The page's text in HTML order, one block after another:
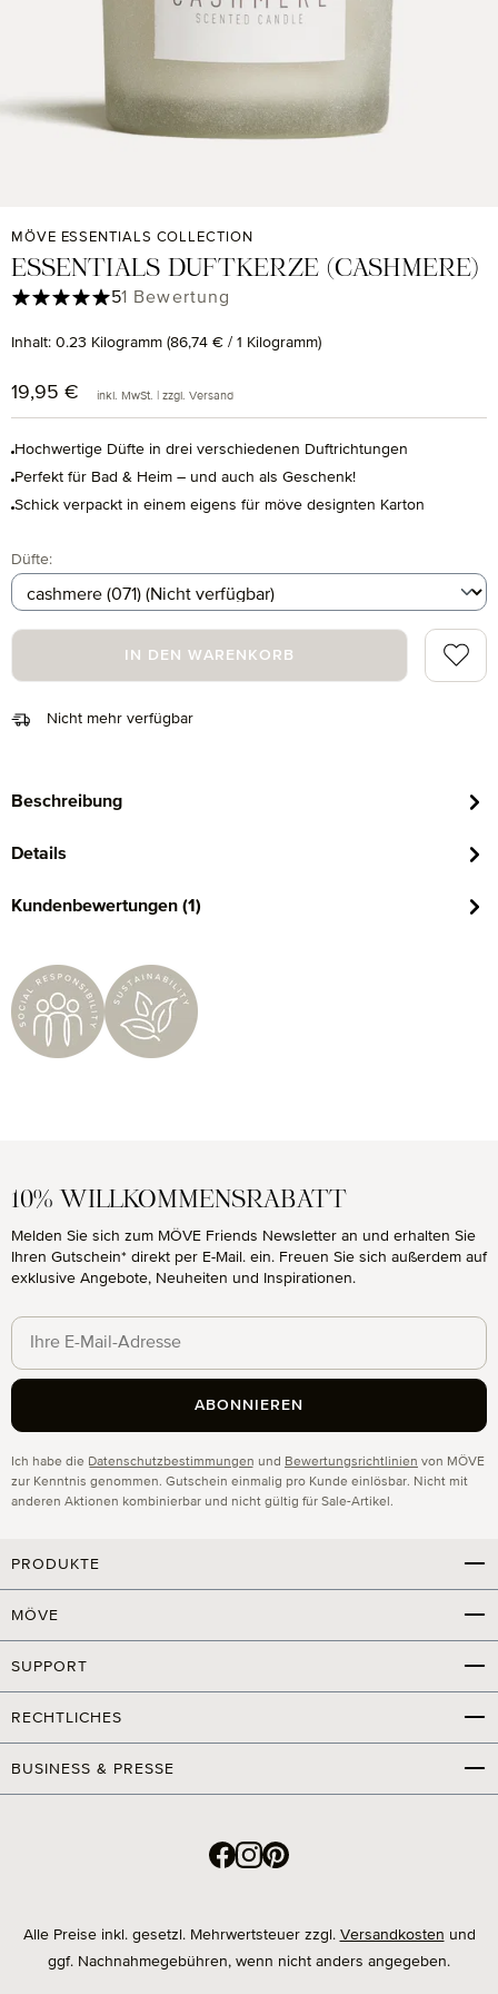
MÖVE ESSENTIALS COLLECTION
ESSENTIALS DUFTKERZE (CASHMERE)
Inhalt: 0.23 Kilogramm (86,74 € / 1 Kilogramm)
Regulärer Preis:
19,95 € inkl. MwSt. | zzgl. Versand
Hochwertige Düfte in drei verschiedenen Duftrichtungen
Perfekt für Bad & Heim – und auch als Geschenk!
Schick verpackt in einem eigens für möve designten Karton
Durchschnittliche Bewertung von 5 von 5 Sternen
51 Bewertung
Nicht mehr verfügbar
Düfteauswählen
:
IN DEN WARENKORB
Zum
Beschreibung
Details
Kundenbewertungen (1)
10% WILLKOMMENSRABATT
Melden Sie sich zum MÖVE Friends Newsletter an und erhalten Sie
Ihren Gutschein* direkt per E-Mail. ein. Freuen Sie sich außerdem auf
exklusive Angebote, Neuheiten und Inspirationen.
Ich habe die Datenschutzbestimmungen und Bewertungsrichtlinien von MÖVE
zur Kenntnis genommen. Gutschein einmalig pro Kunde einlösbar. Nicht mit
anderen Aktionen kombinierbar und nicht gültig für Sale-Artikel.
ABONNIEREN
PRODUKTE
MÖVE
SUPPORT
RECHTLICHES
BUSINESS & PRESSE
Alle Preise inkl. gesetzl. Mehrwertsteuer zzgl. Versandkosten und
ggf. Nachnahmegebühren, wenn nicht anders angegeben.